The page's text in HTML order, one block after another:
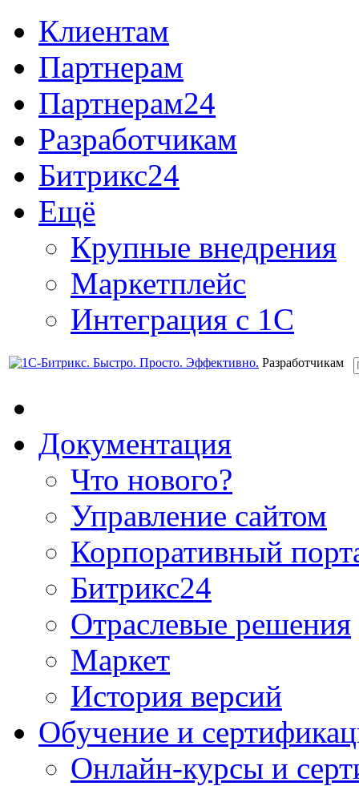
Клиентам
Партнерам
Партнерам24
Разработчикам
Битрикс24
Ещё
Крупные внедрения
Маркетплейс
Интеграция с 1С
Разработчикам
Документация
Что нового?
Управление сайтом
Корпоративный
Битрикс24
Отраслевые решения
Маркет
История версий
Обучение и
Онлайн-курсы и